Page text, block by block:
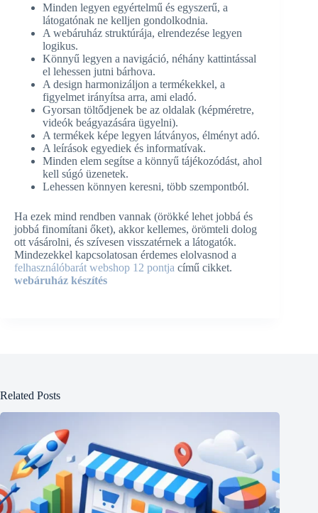
Minden legyen egyértelmű és egyszerű, a
látogatónak ne kelljen gondolkodnia.
A webáruház struktúrája, elrendezése legyen
logikus.
Könnyű legyen a navigáció, néhány kattintással
el lehessen jutni bárhova.
A design harmonizáljon a termékekkel, a
figyelmet irányítsa arra, ami eladó.
Gyorsan töltődjenek be az oldalak (képméretre,
videók beágyazására ügyelni).
A termékek képe legyen látványos, élményt adó.
A leírások egyediek és informatívak.
Minden elem segítse a könnyű tájékozódást, ahol
kell súgó üzenetek.
Lehessen könnyen keresni, több szempontból.
Ha ezek mind rendben vannak (örökké lehet jobbá és
jobbá finomítani őket), akkor kellemes, örömteli dolog
ott vásárolni, és szívesen visszatérnek a látogatók.
Mindezekkel kapcsolatosan érdemes elolvasnod a
felhasználóbarát webshop 12 pontja című cikket.
webáruház készítés
Related Posts